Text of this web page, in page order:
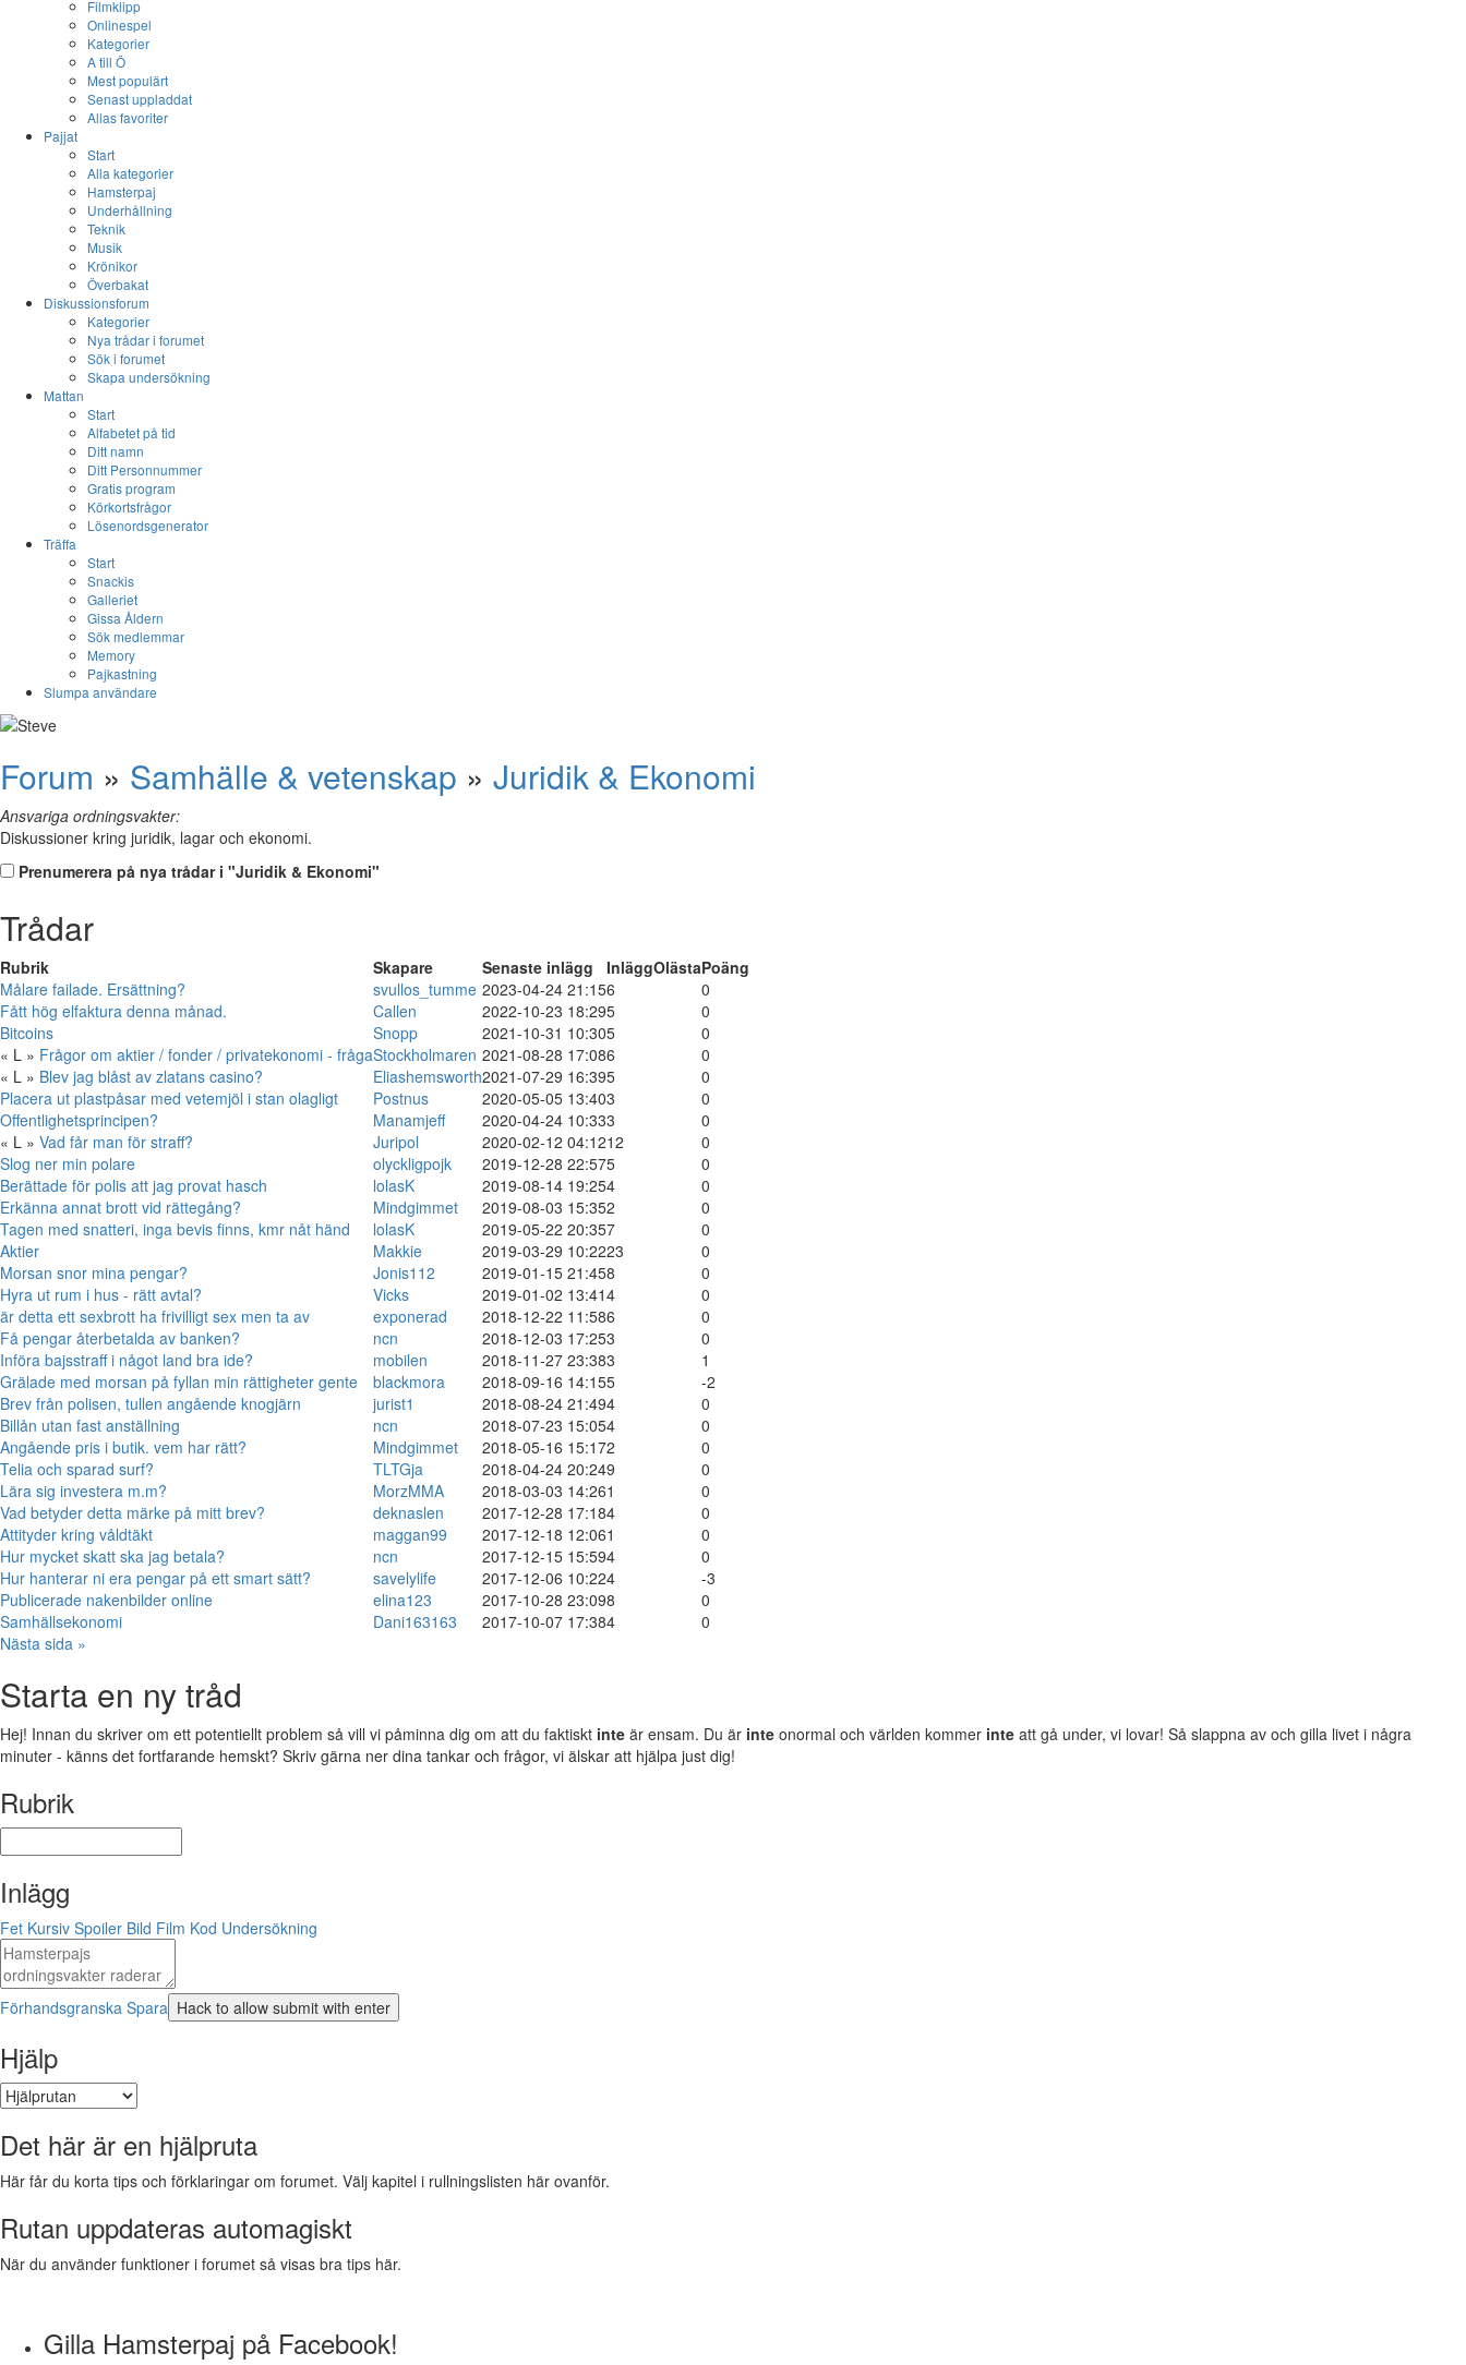
Filmklipp
Onlinespel
Kategorier
A till Ö
Mest populärt
Senast uppladdat
Allas favoriter
Pajjat
Start
Alla kategorier
Hamsterpaj
Underhållning
Teknik
Musik
Krönikor
Överbakat
Diskussionsforum
Kategorier
Nya trådar i forumet
Sök i forumet
Skapa undersökning
Mattan
Start
Alfabetet på tid
Ditt namn
Ditt Personnummer
Gratis program
Körkortsfrågor
Lösenordsgenerator
Träffa
Start
Snackis
Galleriet
Gissa Åldern
Sök medlemmar
Memory
Pajkastning
Slumpa användare
Forum » Samhälle & vetenskap » Juridik & Ekonomi
Ansvariga ordningsvakter:
Diskussioner kring juridik, lagar och ekonomi.
Prenumerera på nya trådar i "Juridik & Ekonomi"
Trådar
Rubrik Skapare Senaste inlägg InläggOlästaPoäng
Målare failade. Ersättning?
svullos_tumme 2023-04-24 21:156
0
Fått hög elfaktura denna månad.
Callen 2022-10-23 18:295
0
Bitcoins
Snopp 2021-10-31 10:305
0
« L » Frågor om aktier / fonder / privatekonomi - frågaStockholmaren 2021-08-28 17:086
0
« L » Blev jag blåst av zlatans casino? Eliashemsworth2021-07-29 16:395
0
Placera ut plastpåsar med vetemjöl i stan olagligt
Postnus 2020-05-05 13:403
0
Offentlighetsprincipen?
Manamjeff 2020-04-24 10:333
0
« L » Vad får man för straff? Juripol 2020-02-12 04:1212
0
Slog ner min polare
olyckligpojk 2019-12-28 22:575
0
Berättade för polis att jag provat hasch
lolasK 2019-08-14 19:254
0
Erkänna annat brott vid rättegång?
Mindgimmet 2019-08-03 15:352
0
Tagen med snatteri, inga bevis finns, kmr nåt händ
lolasK 2019-05-22 20:357
0
Aktier
Makkie 2019-03-29 10:2223
0
Morsan snor mina pengar?
Jonis112 2019-01-15 21:458
0
Hyra ut rum i hus - rätt avtal?
Vicks 2019-01-02 13:414
0
är detta ett sexbrott ha frivilligt sex men ta av
exponerad 2018-12-22 11:586
0
Få pengar återbetalda av banken?
ncn 2018-12-03 17:253
0
Införa bajsstraff i något land bra ide?
mobilen 2018-11-27 23:383
1
Grälade med morsan på fyllan min rättigheter gente
blackmora 2018-09-16 14:155
-2
Brev från polisen, tullen angående knogjärn
jurist1 2018-08-24 21:494
0
Billån utan fast anställning
ncn 2018-07-23 15:054
0
Angående pris i butik. vem har rätt?
Mindgimmet 2018-05-16 15:172
0
Telia och sparad surf?
TLTGja 2018-04-24 20:249
0
Lära sig investera m.m?
MorzMMA 2018-03-03 14:261
0
Vad betyder detta märke på mitt brev?
deknaslen 2017-12-28 17:184
0
Attityder kring våldtäkt
maggan99 2017-12-18 12:061
0
Hur mycket skatt ska jag betala?
ncn 2017-12-15 15:594
0
Hur hanterar ni era pengar på ett smart sätt?
savelylife 2017-12-06 10:224
-3
Publicerade nakenbilder online
elina123 2017-10-28 23:098
0
Samhällsekonomi
Dani163163 2017-10-07 17:384
0
Nästa sida »
Starta en ny tråd
Hej! Innan du skriver om ett potentiellt problem så vill vi påminna dig om att du faktiskt inte är ensam. Du är inte onormal och världen kommer inte att gå under, vi lovar! Så slappna av och gilla livet i några
minuter - känns det fortfarande hemskt? Skriv gärna ner dina tankar och frågor, vi älskar att hjälpa just dig!
Rubrik
Inlägg
Fet Kursiv Spoiler Bild Film Kod Undersökning
Förhandsgranska Spara
Hjälp
Det här är en hjälpruta
Här får du korta tips och förklaringar om forumet. Välj kapitel i rullningslisten här ovanför.
Rutan uppdateras automagiskt
När du använder funktioner i forumet så visas bra tips här.
Gilla Hamsterpaj på Facebook!